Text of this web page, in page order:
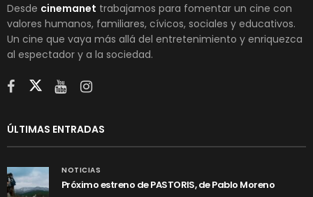
Desde cinemanet trabajamos para fomentar un cine con
valores humanos, familiares, cívicos, sociales y educativos.
Un cine que vaya más allá del entretenimiento y enriquezca
al espectador y a la sociedad.
ÚLTIMAS ENTRADAS
NOTICIAS
Próximo estreno de PASTORIS, de Pablo Moreno